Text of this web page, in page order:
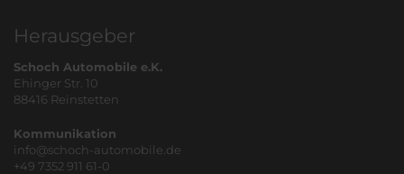
Herausgeber
Schoch Automobile e.K.
Ehinger Str. 10
88416 Reinstetten
Kommunikation
info@schoch-automobile.de
+49 7352 911 61-0